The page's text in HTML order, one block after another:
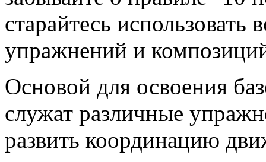
старайтесь
упражнений и
Основой для освоения
служат различные
развить координацию